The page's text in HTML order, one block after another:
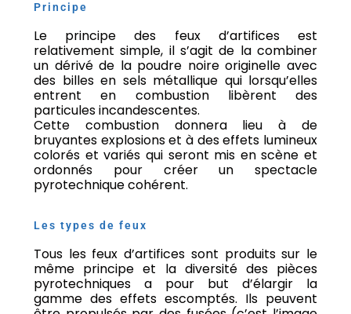
Principe
Le principe des feux d’artifices est
relativement simple, il s’agit de la combiner
un dérivé de la poudre noire originelle avec
des billes en sels métallique qui lorsqu’elles
entrent en combustion libèrent des
particules incandescentes.
Cette combustion donnera lieu à de
bruyantes explosions et à des effets lumineux
colorés et variés qui seront mis en scène et
ordonnés pour créer un spectacle
pyrotechnique cohérent.
Les types de feux
Tous les feux d’artifices sont produits sur le
même principe et la diversité des pièces
pyrotechniques a pour but d’élargir la
gamme des effets escomptés. Ils peuvent